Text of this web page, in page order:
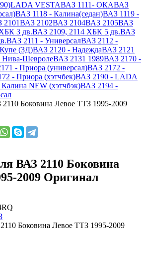
LADA VESTAВАЗ 1111- ОКАВАЗ
ВАЗ 1118 - Калина(седан)ВАЗ 1119 -
2101ВАЗ 2102ВАЗ 2104ВАЗ 2105ВАЗ
3 дв.ВАЗ 2109, 2114 ХБК 5 дв.ВАЗ
ВАЗ 2111 - УниверсалВАЗ 2112 -
(3Д)ВАЗ 2120 - НадеждаВАЗ 2121
Нива-ШевролеВАЗ 2131 1989ВАЗ 2170 -
- Приора (универсал)ВАЗ 2172 -
- Приора (хэтчбек)ВАЗ 2190 - LADA
NEW (хэтчбэк)ВАЗ 2194 -
Боковина Левое ТТЗ 1995-2009
ВАЗ 2110 Боковина
2009 Оригинал
Боковина Левое ТТЗ 1995-2009